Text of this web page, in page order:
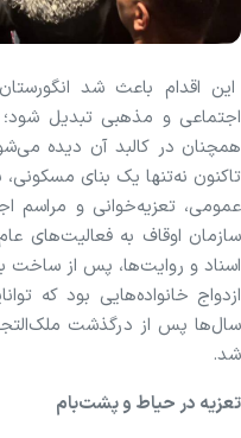
این اقدام باعث شد
اجتماعی و مذهبی تبدیل
همچنان در کالبد آن دیده
تاکنون نه‌تنها یک بنای
عمومی، تعزیه‌خوانی و مراسم
سازمان اوقاف به فعالیت‌های
اسناد و روایت‌ها، پس از ساخت
ازدواج خانواده‌هایی بود که
سال‌ها پس از درگذشت
شد.
تعزیه در حیاط و پشت‌بام